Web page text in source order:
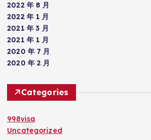
2022 年 8 月
2022 年 1 月
2021 年 3 月
2021 年 1 月
2020 年 7 月
2020 年 2 月
Categories
998visa
Uncategorized